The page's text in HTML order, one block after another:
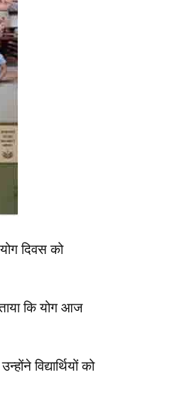
दिवस को
कि योग आज
विद्यार्थियों को